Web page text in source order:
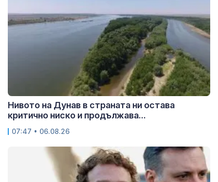
Нивото на Дунав в страната ни остава
критично ниско и продължава...
07:47 • 06.08.26